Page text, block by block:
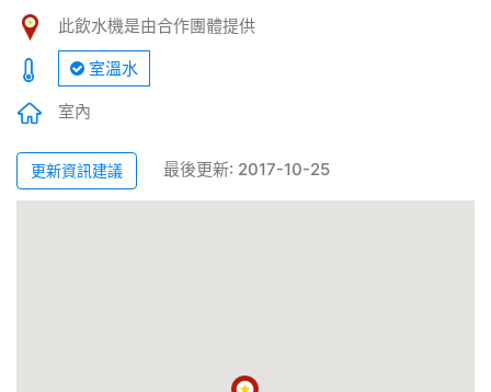
此飲水機是由合作團體提供
室溫水
室內
更新資訊建議 最後更新: 2017-10-25